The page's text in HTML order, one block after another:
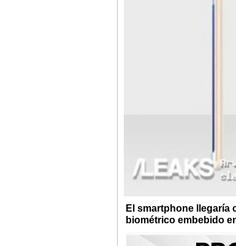
El smartphone llegaría
biométrico embebido